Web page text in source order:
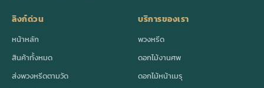
ลิงก์ด่วน
หน้าหลัก
สินค้าทั้งหมด
ส่งพวงหรีดตามวัด
บริการของเรา
พวงหรีด
ดอกไม้งานศพ
ดอกไม้หน้าเมรุ